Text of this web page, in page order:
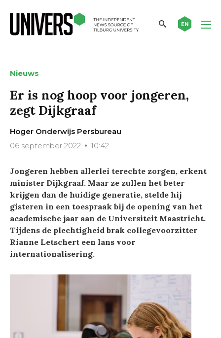
EN
Nieuws
Er is nog hoop voor jongeren,
zegt Dijkgraaf
Hoger Onderwijs Persbureau
06 september 2022
10:42
Jongeren hebben allerlei terechte zorgen, erkent
minister Dijkgraaf. Maar ze zullen het beter
krijgen dan de huidige generatie, stelde hij
gisteren in een toespraak bij de opening van het
academische jaar aan de Universiteit Maastricht.
Tijdens de plechtigheid brak collegevoorzitter
Rianne Letschert een lans voor
internationalisering.